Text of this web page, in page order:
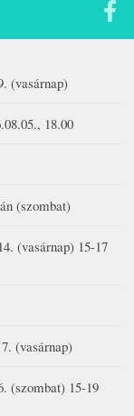
(vasárnap)
18.00
(szombat)
(vasárnap) 15-17
(vasárnap)
(szombat) 15-19